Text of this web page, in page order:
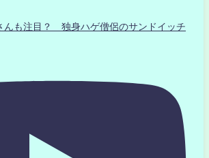
んも注目？ 独身ハゲ僧侶のサンドイッチ